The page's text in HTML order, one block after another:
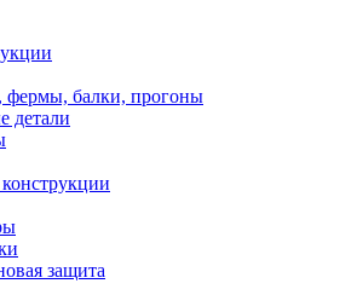
балки, прогоны
детали
защита